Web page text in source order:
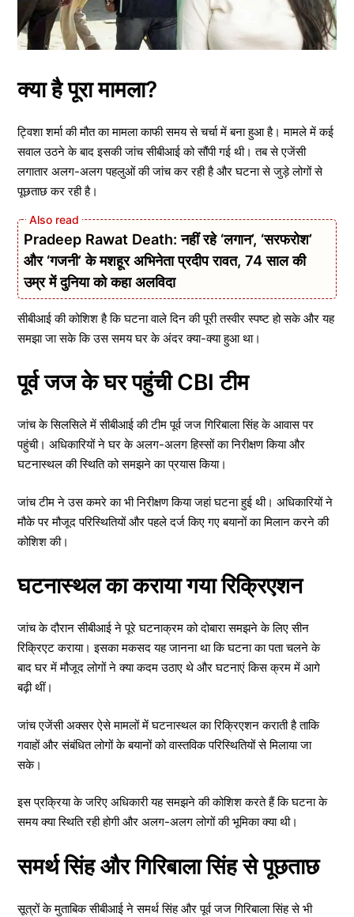
क्या है पूरा मामला?
ट्विशा शर्मा की मौत का मामला काफी समय से चर्चा में बना हुआ है। मामले में कई
सवाल उठने के बाद इसकी जांच सीबीआई को सौंपी गई थी। तब से एजेंसी
लगातार अलग-अलग पहलुओं की जांच कर रही है और घटना से जुड़े लोगों से
पूछताछ कर रही है।
Pradeep Rawat Death: नहीं रहे ‘लगान’, ‘सरफरोश’
और ‘गजनी’ के मशहूर अभिनेता प्रदीप रावत, 74 साल की
उम्र में दुनिया को कहा अलविदा
सीबीआई की कोशिश है कि घटना वाले दिन की पूरी तस्वीर स्पष्ट हो सके और यह
समझा जा सके कि उस समय घर के अंदर क्या-क्या हुआ था।
पूर्व जज के घर पहुंची CBI टीम
जांच के सिलसिले में सीबीआई की टीम पूर्व जज गिरिबाला सिंह के आवास पर
पहुंची। अधिकारियों ने घर के अलग-अलग हिस्सों का निरीक्षण किया और
घटनास्थल की स्थिति को समझने का प्रयास किया।
जांच टीम ने उस कमरे का भी निरीक्षण किया जहां घटना हुई थी। अधिकारियों ने
मौके पर मौजूद परिस्थितियों और पहले दर्ज किए गए बयानों का मिलान करने की
कोशिश की।
घटनास्थल का कराया गया रिक्रिएशन
जांच के दौरान सीबीआई ने पूरे घटनाक्रम को दोबारा समझने के लिए सीन
रिक्रिएट कराया। इसका मकसद यह जानना था कि घटना का पता चलने के
बाद घर में मौजूद लोगों ने क्या कदम उठाए थे और घटनाएं किस क्रम में आगे
बढ़ी थीं।
जांच एजेंसी अक्सर ऐसे मामलों में घटनास्थल का रिक्रिएशन कराती है ताकि
गवाहों और संबंधित लोगों के बयानों को वास्तविक परिस्थितियों से मिलाया जा
सके।
इस प्रक्रिया के जरिए अधिकारी यह समझने की कोशिश करते हैं कि घटना के
समय क्या स्थिति रही होगी और अलग-अलग लोगों की भूमिका क्या थी।
समर्थ सिंह और गिरिबाला सिंह से पूछताछ
सूत्रों के मुताबिक सीबीआई ने समर्थ सिंह और पूर्व जज गिरिबाला सिंह से भी